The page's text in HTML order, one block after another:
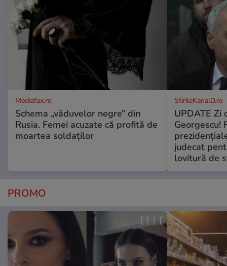
Mediafax.ro
Schema „văduvelor negre” din
Rusia. Femei acuzate că profită de
moartea soldaților
StirileKanalD.ro
UPDATE Zi
Georgescu!
judecat
lovitură de
PROMO